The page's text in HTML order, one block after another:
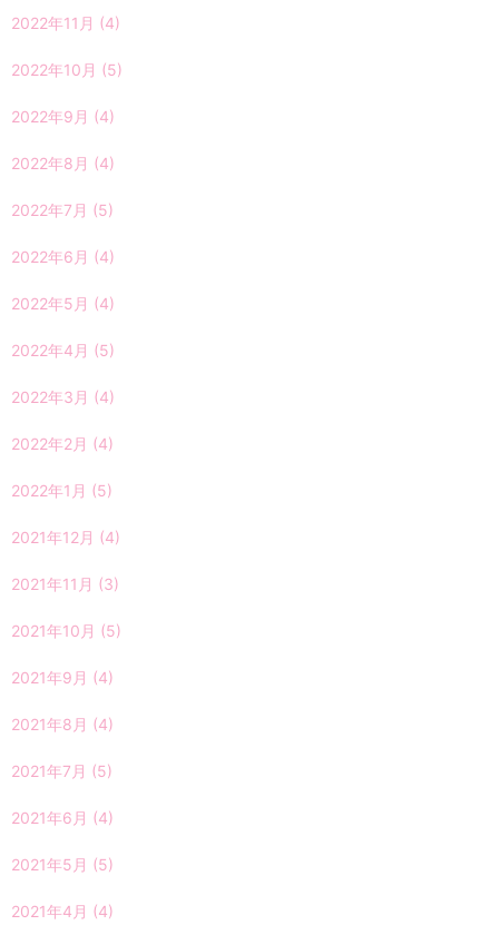
2022年11月 (4)
2022年10月 (5)
2022年9月 (4)
2022年8月 (4)
2022年7月 (5)
2022年6月 (4)
2022年5月 (4)
2022年4月 (5)
2022年3月 (4)
2022年2月 (4)
2022年1月 (5)
2021年12月 (4)
2021年11月 (3)
2021年10月 (5)
2021年9月 (4)
2021年8月 (4)
2021年7月 (5)
2021年6月 (4)
2021年5月 (5)
2021年4月 (4)